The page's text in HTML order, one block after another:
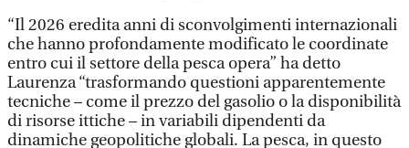
“Il 2026 eredita anni di sconvolgimenti internazionali
che hanno profondamente modificato le coordinate
entro cui il settore della pesca opera” ha detto
Laurenza “trasformando questioni apparentemente
tecniche – come il prezzo del gasolio o la disponibilità
di risorse ittiche – in variabili dipendenti da
dinamiche geopolitiche globali. La pesca, in questo